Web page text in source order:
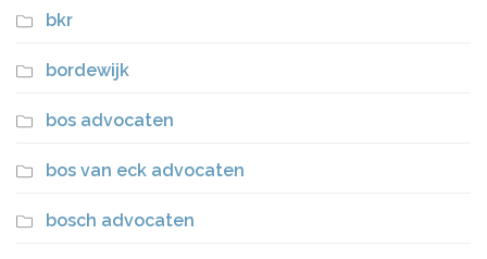
bkr
bordewijk
bos advocaten
bos van eck advocaten
bosch advocaten